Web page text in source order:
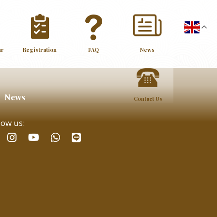
Registration FAQ News
Contact Us
News
us:
facebookinstagramyoutubewhatsapp